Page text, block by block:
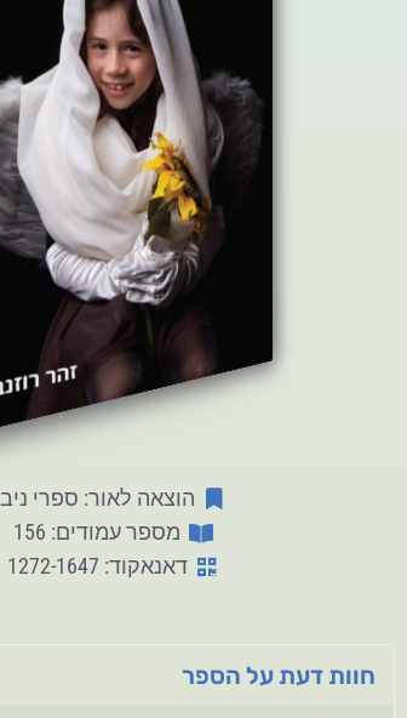
הוצאה לאור: ספרי ניב
מספר עמודים: 156
דאנאקוד: 1272-1647
חוות דעת על הספר